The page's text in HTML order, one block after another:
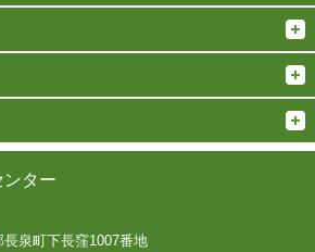
ター
泉町下長窪1007番地